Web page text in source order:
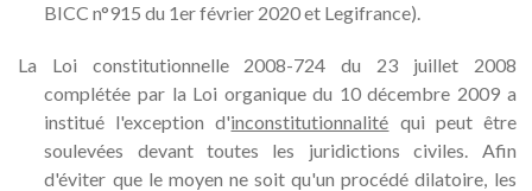
BICC n°915 du 1er février 2020 et Legifrance).
La Loi constitutionnelle 2008-724 du 23 juillet 2008
complétée par la Loi organique du 10 décembre 2009 a
institué l'exception d'inconstitutionnalité qui peut être
soulevées devant toutes les juridictions civiles. Afin
d'éviter que le moyen ne soit qu'un procédé dilatoire, les